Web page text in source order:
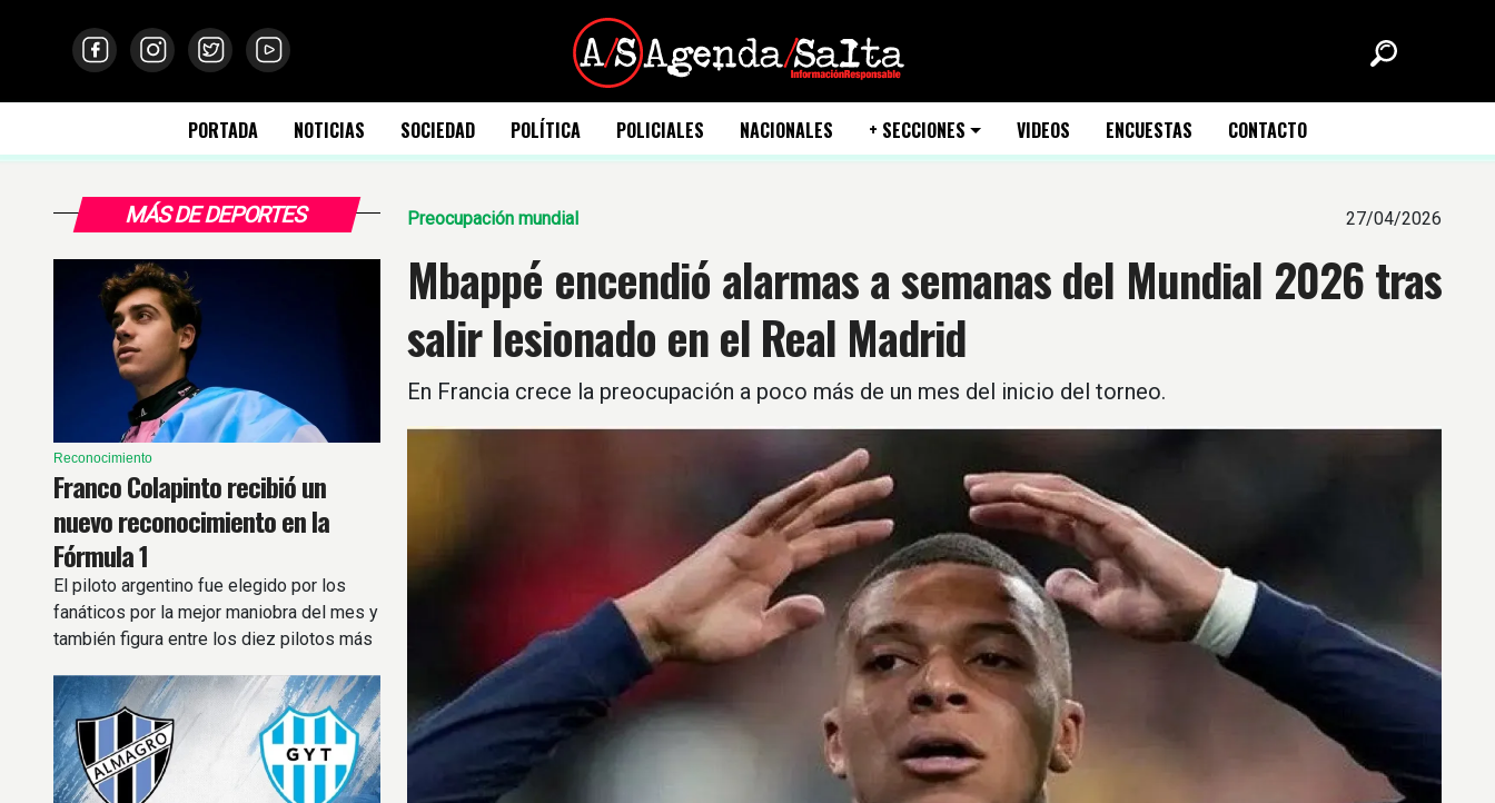
PORTADA NOTICIAS SOCIEDAD POLÍTICA POLICIALES NACIONALES + SECCIONES VIDEOS ENCUESTAS CONTACTO
MÁS DE DEPORTES
Reconocimiento
Franco Colapinto recibió un
nuevo reconocimiento en la
Fórmula 1
El piloto argentino fue elegido por los
fanáticos por la mejor maniobra del mes y
también figura entre los diez pilotos más
Preocupación mundial 27/04/2026
Mbappé encendió alarmas a semanas del Mundial 2026 tras
salir lesionado en el Real Madrid
En Francia crece la preocupación a poco más de un mes del inicio del torneo.